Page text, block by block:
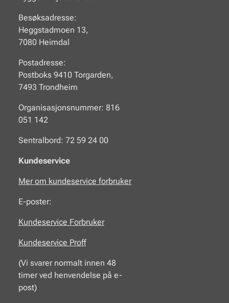
Besøksadresse:
Heggstadmoen 13,
7080 Heimdal
Postadresse:
Postboks 9410 Torgarden,
7493 Trondheim
Organisasjonsnummer: 816
051 142
Sentralbord: 72 59 24 00
Kundeservice
Mer om kundeservice forbruker
E-poster:
Kundeservice Forbruker
Kundeservice Proff
(Vi svarer normalt innen 48
timer ved henvendelse på e-
post)